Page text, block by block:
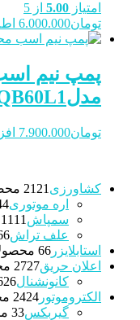
امتیاز 5.00 از 5
تومان6.000.000
پمپ نیم‌
مدلQB60L1
تومان7.900.000
کشاورزی 21 21 محصولات
اره موتوری4 محصولات
سمپاش
11 11 محصولات
علف تراش6 محصولات
استابلایزر
66 محصولات
اعلان حریق
2727 محصولات
کانونشنال26 محصولات
الکتروموتور
2424 محصولات
گیربکس 33 محصولات